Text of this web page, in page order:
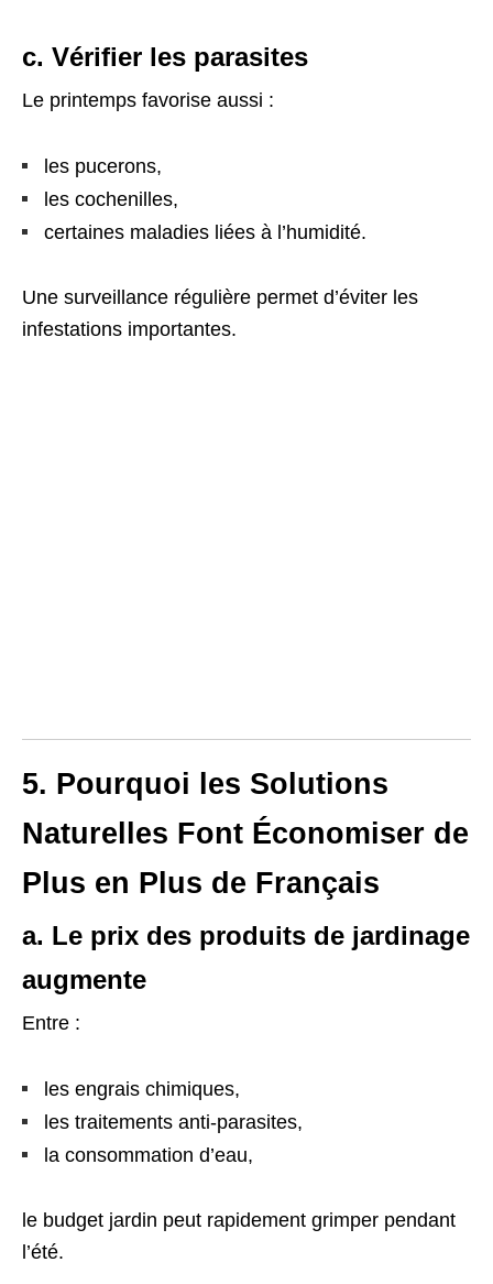
c. Vérifier les parasites
Le printemps favorise aussi :
les pucerons,
les cochenilles,
certaines maladies liées à l’humidité.
Une surveillance régulière permet d’éviter les
infestations importantes.
5. Pourquoi les Solutions
Naturelles Font Économiser de
Plus en Plus de Français
a. Le prix des produits de jardinage
augmente
Entre :
les engrais chimiques,
les traitements anti-parasites,
la consommation d’eau,
le budget jardin peut rapidement grimper pendant
l’été.